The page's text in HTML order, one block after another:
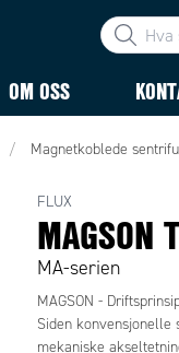
OM OSS
Magnetkoblede
FLUX
MAGSON
MA-serien
MAGSON -
Siden
mekaniske